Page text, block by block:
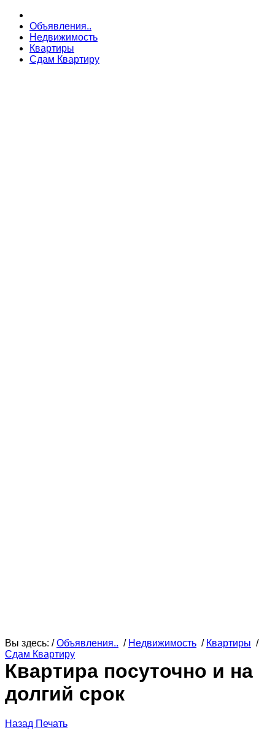
Объявления..
Недвижимость
Квартиры
Сдам Квартиру
Вы здесь: /Объявления.. / Недвижимость / Квартиры /
Сдам Квартиру
Квартира посуточно и на
долгий срок
Назад Печать